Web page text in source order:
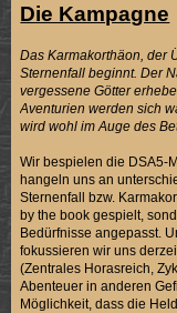
Die Kampagne
Das Karmakorthäon, der
Sternenfall beginnt. Der
vergessene Götter
Aventurien werden sich
wird wohl im Auge des
Wir bespielen die DSA5-
hangeln uns an
Sternenfall bzw.
by the book gespielt,
Bedürfnisse angepasst.
fokussieren wir uns
(Zentrales Horasreich,
Abenteuer in anderen
Möglichkeit, dass die